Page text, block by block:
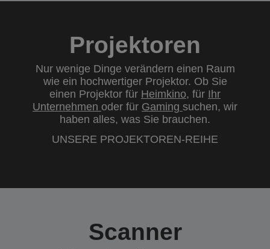
Projektoren
Nur wenige Dinge verändern einen Raum
wie ein hochwertiger Projektor. Ob Sie
einen Projektor für Heimkino, für Ihr
Unternehmen oder für Gaming suchen, wir
haben alles, was Sie brauchen.
UNSERE PROJEKTOREN-REIHE
Scanner